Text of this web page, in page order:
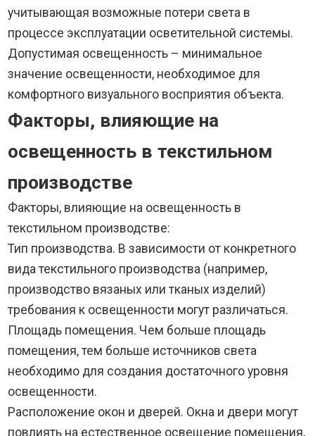
учитывающая возможные потери света в
процессе эксплуатации осветительной системы.
Допустимая освещенность – минимальное
значение освещенности, необходимое для
комфортного визуального восприятия объекта.
Факторы, влияющие на
освещенность в текстильном
производстве
Факторы, влияющие на освещенность в
текстильном производстве:
Тип производства. В зависимости от конкретного
вида текстильного производства (например,
производство вязаных или тканых изделий)
требования к освещенности могут различаться.
Площадь помещения. Чем больше площадь
помещения, тем больше источников света
необходимо для создания достаточного уровня
освещенности.
Расположение окон и дверей. Окна и двери могут
повлиять на естественное освещение помещения,